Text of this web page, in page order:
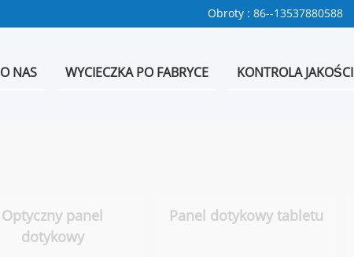
Obroty : 86--13537880588
O NAS WYCIECZKA PO FABRYCE KONTROLA JAKOŚCI
Optyczny panel
dotykowy
Panel dotykowy tabletu